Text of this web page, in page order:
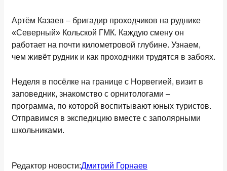
Артём Казаев – бригадир проходчиков на руднике
«Северный» Кольской ГМК. Каждую смену он
работает на почти километровой глубине. Узнаем,
чем живёт рудник и как проходчики трудятся в забоях.
Неделя в посёлке на границе с Норвегией, визит в
заповедник, знакомство с орнитологами –
программа, по которой воспитывают юных туристов.
Отправимся в экспедицию вместе с заполярными
школьниками.
Редактор новости:Дмитрий Горнаев